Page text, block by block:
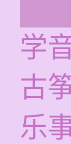
学
古
乐